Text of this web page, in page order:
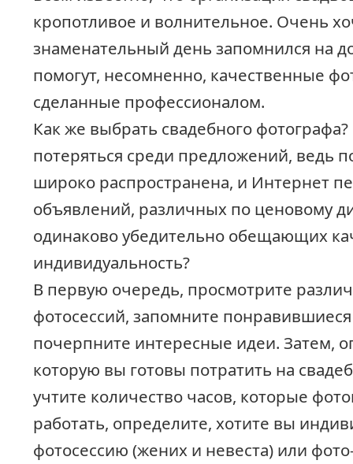
кропотливое и волнительное. Очень
знаменательный день запомнился на
помогут, несомненно, качественные
сделанные профессионалом.
Как же выбрать свадебного
потеряться среди предложений, ведь
широко распространена, и Интернет
объявлений, различных по ценовому
одинаково убедительно обещающих
индивидуальность?
В первую очередь, просмотрите
фотосессий, запомните
почерпните интересные идеи. Затем,
которую вы готовы потратить на
учтите количество часов, которые
работать, определите, хотите вы
фотосессию (жених и невеста) или